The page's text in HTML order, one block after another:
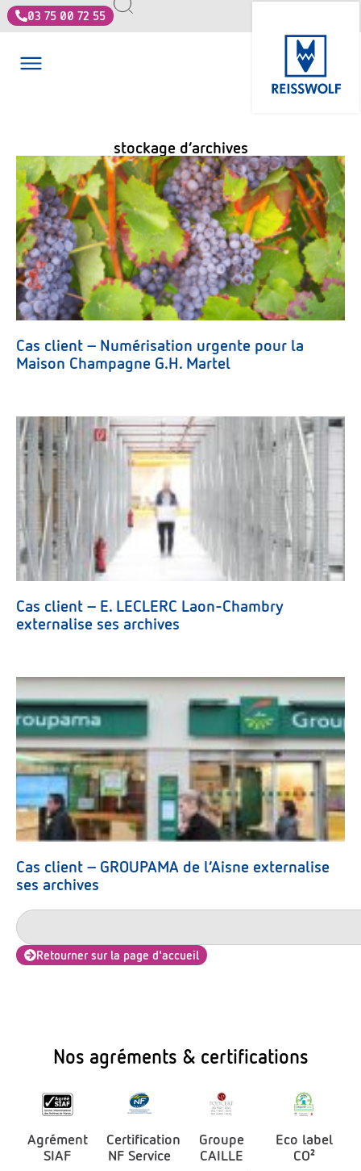
03 75 00 72 55
stockage d’archives
Cas client – Numérisation urgente pour la
Maison Champagne G.H. Martel
Cas client – E. LECLERC Laon-Chambry
externalise ses archives
Cas client – GROUPAMA de l’Aisne externalise
ses archives
Retourner sur la page d'accueil
Nos agréments & certifications
Agrément
SIAF
Certification
NF Service
Groupe
CAILLE
Eco label
CO²